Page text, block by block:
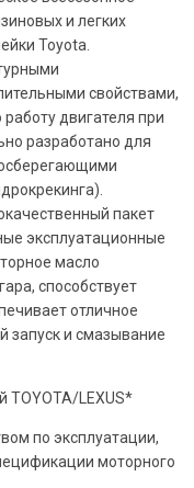
и легких
Toyota.
свойствами,
двигателя при
разработано для
пакет
эксплуатационные
масло
способствует
отличное
запуск и смазывание
TOYOTA/LEXUS*
по эксплуатации,
моторного